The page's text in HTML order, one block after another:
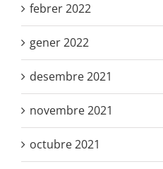
febrer 2022
gener 2022
desembre 2021
novembre 2021
octubre 2021